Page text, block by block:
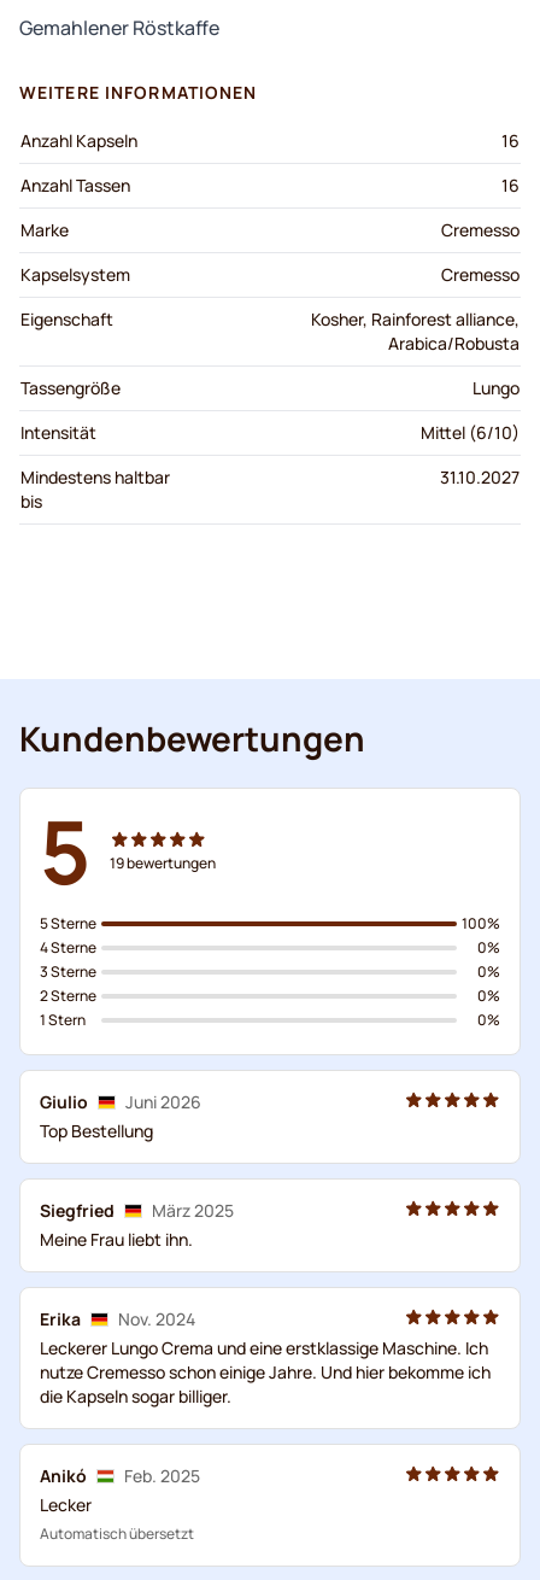
Gemahlener Röstkaffe
WEITERE INFORMATIONEN
Anzahl Kapseln
16
Anzahl Tassen
16
Marke
Cremesso
Kapselsystem
Cremesso
Eigenschaft
Kosher, Rainforest alliance,
Arabica/Robusta
Tassengröße
Lungo
Intensität
Mittel (6/10)
Mindestens haltbar
bis
31.10.2027
Kundenbewertungen
5 19bewertungen
5 Sterne
4 Sterne
3 Sterne
2 Sterne
1 Stern
100%
0%
0%
0%
0%
Giulio
Juni 2026
Top Bestellung
Siegfried
März 2025
Meine Frau liebt ihn.
Erika
Nov. 2024
Leckerer Lungo Crema und eine erstklassige Maschine. Ich
nutze Cremesso schon einige Jahre. Und hier bekomme ich
die Kapseln sogar billiger.
Anikó
Feb. 2025
Lecker
Automatisch übersetzt